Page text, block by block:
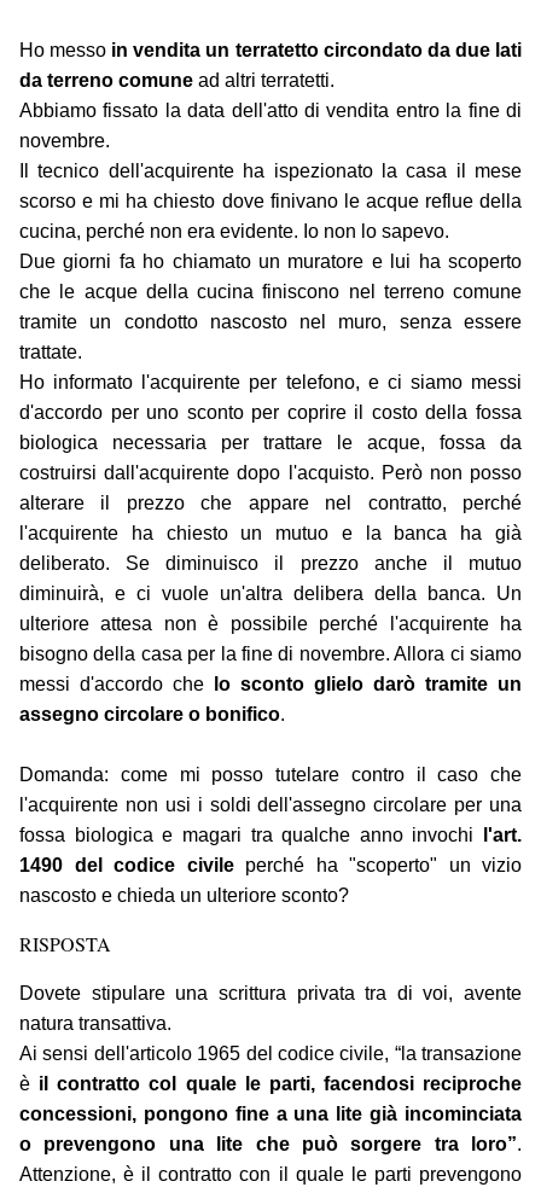
Ho messo in vendita un terratetto circondato da due lati
da terreno comune ad altri terratetti.
Abbiamo fissato la data dell'atto di vendita entro la fine di
novembre.
Il tecnico dell'acquirente ha ispezionato la casa il mese
scorso e mi ha chiesto dove finivano le acque reflue della
cucina, perché non era evidente. Io non lo sapevo.
Due giorni fa ho chiamato un muratore e lui ha scoperto
che le acque della cucina finiscono nel terreno comune
tramite un condotto nascosto nel muro, senza essere
trattate.
Ho informato l'acquirente per telefono, e ci siamo messi
d'accordo per uno sconto per coprire il costo della fossa
biologica necessaria per trattare le acque, fossa da
costruirsi dall'acquirente dopo l'acquisto. Però non posso
alterare il prezzo che appare nel contratto, perché
l'acquirente ha chiesto un mutuo e la banca ha già
deliberato. Se diminuisco il prezzo anche il mutuo
diminuirà, e ci vuole un'altra delibera della banca. Un
ulteriore attesa non è possibile perché l'acquirente ha
bisogno della casa per la fine di novembre. Allora ci siamo
messi d'accordo che
lo sconto glielo darò tramite un
assegno circolare o bonifico.
Domanda: come mi posso tutelare contro il caso che
l'acquirente non usi i soldi dell'assegno circolare per una
fossa biologica e magari tra qualche anno invochi
l'art.
1490 del codice civileperché ha "scoperto" un vizio
nascosto e chieda un ulteriore sconto?
RISPOSTA
Dovete stipulare una scrittura privata tra di voi, avente
natura transattiva.
Ai sensi dell'articolo 1965 del codice civile, “la transazione
è il contratto col quale le parti, facendosi reciproche
concessioni, pongono fine a una lite già incominciata
o prevengono una lite che può sorgere tra loro”.
Attenzione, è il contratto con il quale le parti prevengono